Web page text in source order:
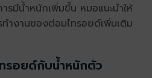
รมีน้ำหนักเพิ่มขึ้น หมอแนะนำให้
ำงานของต่อมไทรอยด์เพิ่มเติม
รอยด์กับน้ำหนักตัว